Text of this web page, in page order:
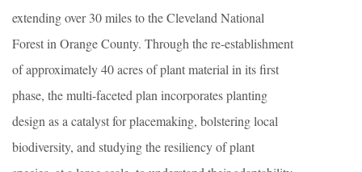
extending over 30 miles to the Cleveland National
Forest in Orange County. Through the re-establishment
of approximately 40 acres of plant material in its first
phase, the multi-faceted plan incorporates planting
design as a catalyst for placemaking, bolstering local
biodiversity, and studying the resiliency of plant